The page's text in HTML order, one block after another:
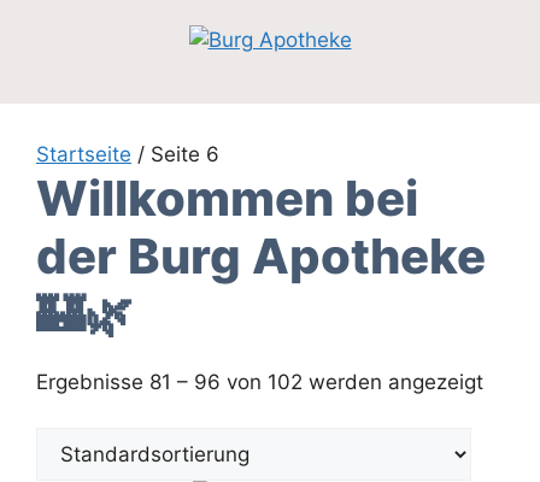
Startseite / Seite 6
Willkommen bei
der Burg Apotheke
🏰🌿
Ergebnisse 81 – 96 von 102 werden angezeigt